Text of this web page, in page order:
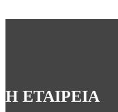
Η ΕΤΑΙΡΕΙΑ